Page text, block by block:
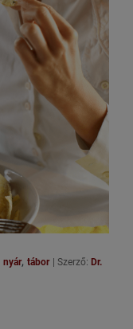
nyár, tábor Szerző: Dr.